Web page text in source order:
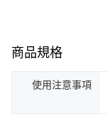
商品規格
使用注意事項